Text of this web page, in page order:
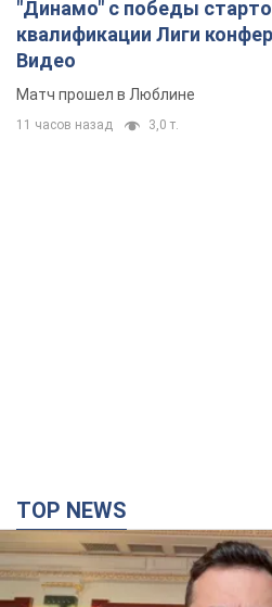
антибаллистической
санкциях против России
Видео
Европейские партнеры
проекту